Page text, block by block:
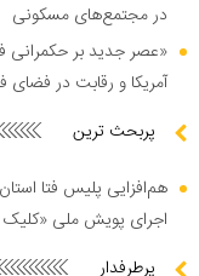
در مجتمع‌های مسکونی
«عصر جدید بر حکمرانی
آمریکا و رقابت در فضای
پربحث ترین
هم‌افزایی پلیس فتا
اجرای پویش ملی
پرطرفدار